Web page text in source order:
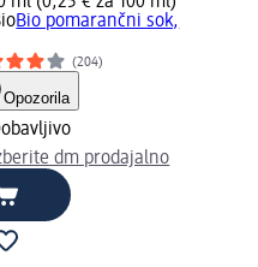
Bio pomarančni sok,
(204)
Opozorila
dm prodajalno